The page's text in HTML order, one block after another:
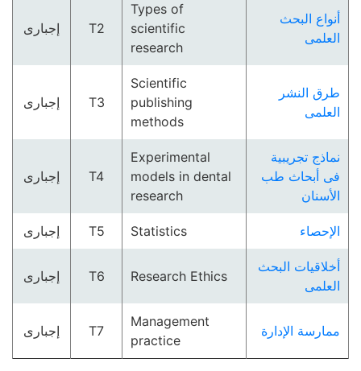
أنواع البحث
العلمى
Types of
scientific
research
T2 إجبارى
طرق النشر
العلمى
Scientific
publishing
methods
T3 إجبارى
نماذج تجريبية
فى أبحاث طب
الأسنان
Experimental
models in dental
research
T4 إجبارى
الإحصاء Statistics
T5 إجبارى
أخلاقيات البحث
العلمى
Research Ethics
T6 إجبارى
ممارسة الإدارة
Management
practice
T7 إجبارى